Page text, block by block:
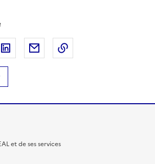
Facebook
sur X
Partager sur LinkedIn
Partager par email
et de ses services